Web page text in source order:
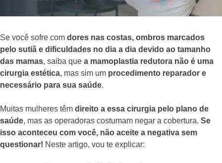
Se você sofre com dores nas costas, ombros marcados
pelo sutiã e dificuldades no dia a dia devido ao tamanho
das mamas, saiba que a mamoplastia redutora não é uma
cirurgia estética, mas sim um procedimento reparador e
necessário para sua saúde.
Muitas mulheres têm direito a essa cirurgia pelo plano de
saúde, mas as operadoras costumam negar a cobertura. Se
isso aconteceu com você, não aceite a negativa sem
questionar! Neste artigo, vou te explicar: